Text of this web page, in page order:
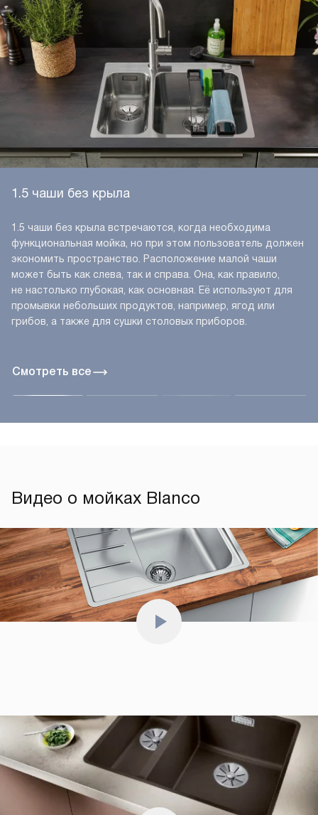
Смотреть все
1.5 чаши без крыла
1.5 чаши без крыла встречаются, когда необходима
функциональная мойка, но при этом пользователь должен
экономить пространство. Расположение малой чаши
может быть как слева, так и справа. Она, как правило,
не настолько глубокая, как основная. Её используют для
промывки небольших продуктов, например, ягод или
грибов, а также для сушки столовых приборов.
Видео о мойках Blanco